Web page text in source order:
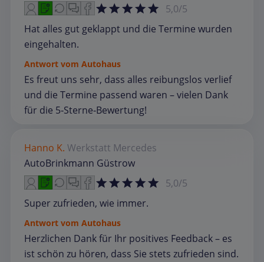
5,0/5
Hat alles gut geklappt und die Termine wurden
eingehalten.
Antwort vom Autohaus
Es freut uns sehr, dass alles reibungslos verlief
und die Termine passend waren – vielen Dank
für die 5‑Sterne‑Bewertung!
Hanno K. Werkstatt Mercedes
AutoBrinkmann Güstrow
5,0/5
Super zufrieden, wie immer.
Antwort vom Autohaus
Herzlichen Dank für Ihr positives Feedback – es
ist schön zu hören, dass Sie stets zufrieden sind.